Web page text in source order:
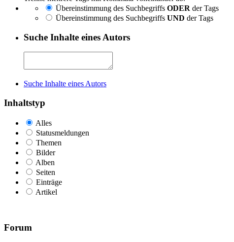
Übereinstimmung des Suchbegriffs ODER der Tags
Übereinstimmung des Suchbegriffs UND der Tags
Suche Inhalte eines Autors
Suche Inhalte eines Autors
Inhaltstyp
Alles
Statusmeldungen
Themen
Bilder
Alben
Seiten
Einträge
Artikel
Forum